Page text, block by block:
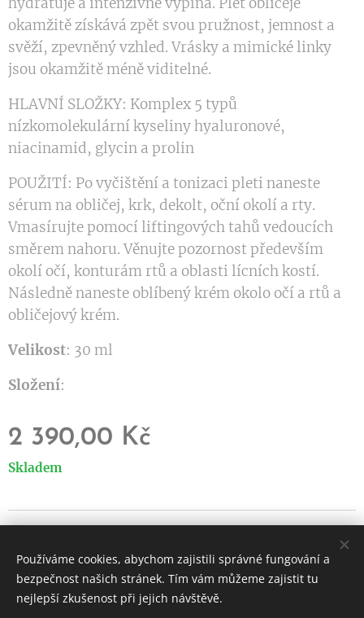
okamžitě získává zpět svou pružnost, jemnost a
svěží, zpevněný vzhled. Vrásky a mimické linky
jsou okamžitě méně viditelné.
HLAVNÍ SLOŽKY: Komplex 5 typů
nízkomolekulární kyseliny hyaluronové,
niacinamid, glycin a prolin
POUŽITÍ: Po vyčištění a tonizaci pleti naneste
sérum na obličej, krk, dekolt, oční okolí a rty.
Vmasírujte pomocí liftingových tahů vedoucích
směrem nahoru. Věnujte pozornost především
okolí očí, konturám rtů a oblasti lícních kostí.
Následně naneste oblíbený krém okolo očí a rtů a
obličejový krém.
Velikost: 30 ml
Složení:
2 390,00 Kč
Skladem
Vytvořeno službou
Webnode Cookies
Používáme cookies, abychom zajistili správné fungování a
bezpečnost našich stránek. Tím vám můžeme zajistit tu
nejlepší zkušenost při jejich návštěvě.